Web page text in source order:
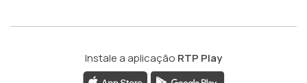
Instale a aplicação RTP Play